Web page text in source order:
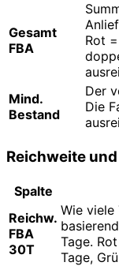
Gesamt
FBA
Rot
Mind.
Bestand
Der
Die
Reichweite
Spalte
Reichw.
FBA
30T
Wie viele
Tage.
Tage,